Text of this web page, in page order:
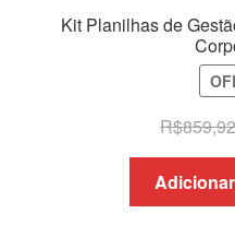
Kit Planilhas de
R$859,92